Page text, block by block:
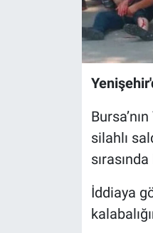
silahlı
İddiaya
Teknoloji
Magazin
Nöbetçi Eczaneler